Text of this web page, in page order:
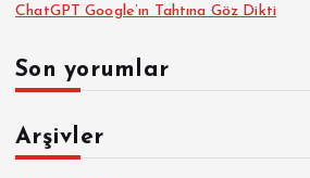
ChatGPT Google’ın Tahtına Göz Dikti
Son yorumlar
Arşivler